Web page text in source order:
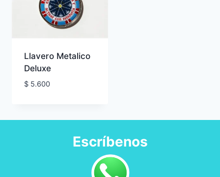
Llavero Metalico
Deluxe
$5.600
Escríbenos